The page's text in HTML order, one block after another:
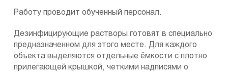
Работу проводит обученный персонал.
Дезинфицирующие растворы готовят в специально
предназначенном для этого месте. Для каждого
объекта выделяются отдельные ёмкости с плотно
прилегающей крышкой, четкими надписями о